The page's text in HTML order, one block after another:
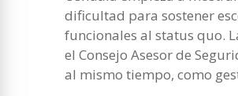
dificultad para sostener
funcionales al status quo.
el Consejo Asesor de
al mismo tiempo, como